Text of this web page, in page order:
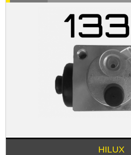
HILUX